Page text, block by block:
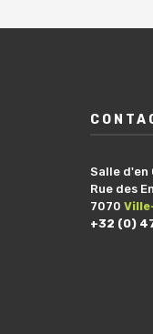
Salle d'en
Rue des
7070
+32 (0)